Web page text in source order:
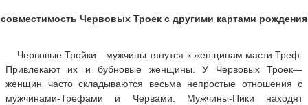
совместимость Червовых Троек с другими картами рождения
Червовые Тройки—мужчины тянутся к женщинам масти Треф.
Привлекают их и бубновые женщины. У Червовых Троек—
женщин часто складываются весьма непростые отношения с
мужчинами-Трефами и Червами. Мужчины-Пики находят